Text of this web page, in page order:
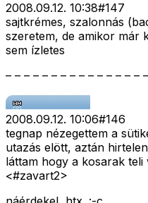
2008.09.12. 10:38#147
sajtkrémes, szalonnás
szeretem, de amikor már
sem ízletes
– – – – – – – – – – – – – – –
2008.09.12. 10:06#146
tegnap nézegettem a
utazás elött, aztán
láttam hogy a kosarak
<#zavart2>